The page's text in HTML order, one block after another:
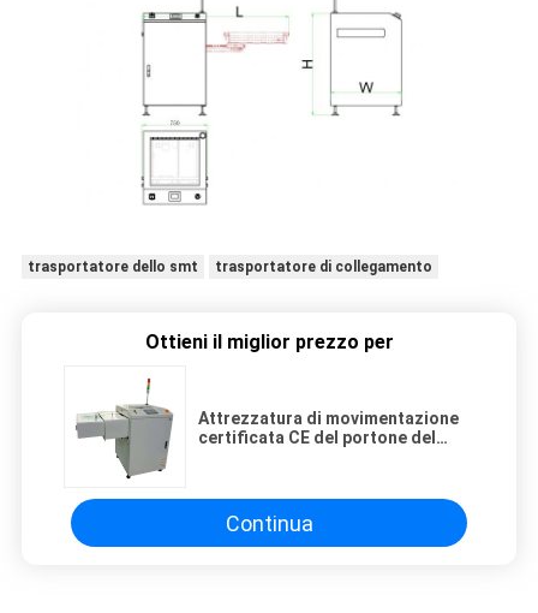
trasportatore dello smt trasportatore di collegamento
Ottieni il miglior prezzo per
Attrezzatura di movimentazione
certificata CE del portone del
Continua